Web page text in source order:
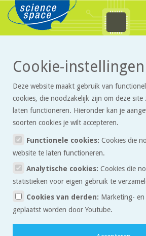
Technologie Artikelen > De werking van de
De werking van de
transformator
Zoals in het artikel overstroom, weerstand
staat, wordt stroom getransporteerd van de
je huis met behulp van verschillend grote
spanning op de hoogspanningsleiding
50.000 volt, terwijl het stopcontact slechts
230 volt zouden dan weer veel te veel zijn
mobieltje heen te jagen bij het opladen.
Cookie-instellingen
Deze website maakt gebruik van
cookies, die noodzakelijk zijn om deze
laten functioneren. Hieronder kan je
soorten cookies je wilt accepteren.
Functionele cookies: Cookies die
website te laten functioneren.
Analytische cookies: Cookies die
statistieken voor eigen gebruik te
Cookies van derden: Marketing-
geplaatst worden door Youtube.